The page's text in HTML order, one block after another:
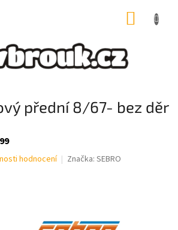
přední 8/67- bez děr
hodnocení Značka: SEBRO